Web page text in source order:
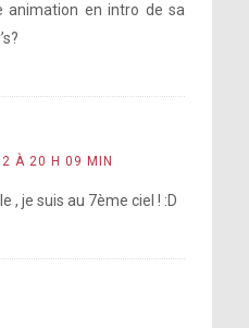
animation en intro de sa
À 20 H 09 MIN
, je suis au 7ème ciel ! :D